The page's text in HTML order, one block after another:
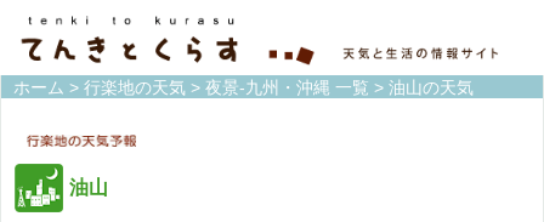
ホーム > 行楽地の天気 > 夜景-九州・沖縄 一覧 > 油山の天気
油山